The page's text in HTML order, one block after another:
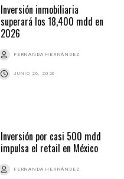
Inversión inmobiliaria
superará los 18,400 mdd en
2026
FERNANDA HERNÁNDEZ
JUNIO 26, 2026
Inversión por casi 500 mdd
impulsa el retail en México
FERNANDA HERNÁNDEZ